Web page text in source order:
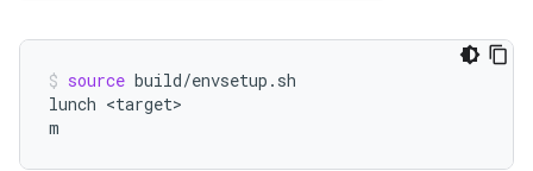
source build/envsetup.sh
lunch <target>
m